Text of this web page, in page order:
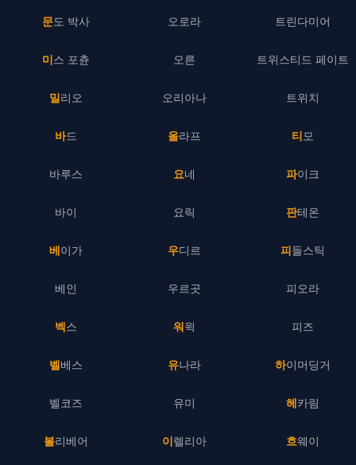
문도 박사
미스 포츈
밀리오
바드
바루스
바이
베이가
베인
벡스
벨베스
벨코즈
볼리베어
오로라
오른
오리아나
올라프
요네
요릭
우디르
우르곳
워윅
유나라
유미
이렐리아
트린다미어
트위스티드 페이트
트위치
티모
파이크
판테온
피들스틱
피오라
피즈
하이머딩거
헤카림
흐웨이